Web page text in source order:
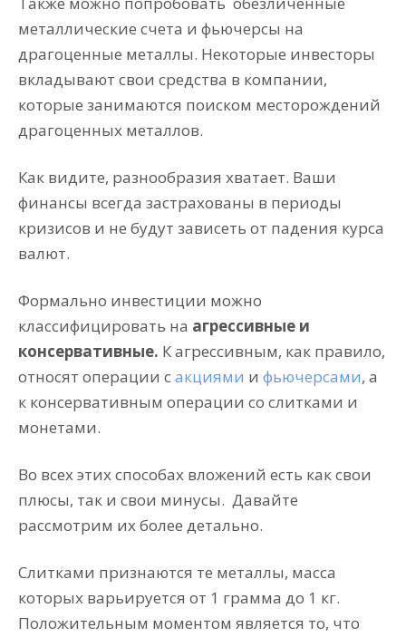
металлические счета и фьючерсы на
драгоценные металлы. Некоторые инвесторы
вкладывают свои средства в компании,
которые занимаются поиском месторождений
драгоценных металлов.
Как видите, разнообразия хватает. Ваши
финансы всегда застрахованы в периоды
кризисов и не будут зависеть от падения курса
валют.
Формально инвестиции можно
классифицировать на агрессивные и
консервативные. К агрессивным, как правило,
относят операции сакциями и фьючерсами, а
к консервативным операции со слитками и
монетами.
Во всех этих способах вложений есть как свои
плюсы, так и свои минусы. Давайте
рассмотрим их более детально.
Слитками признаются те металлы, масса
которых варьируется от 1 грамма до 1 кг.
Положительным моментом является то, что